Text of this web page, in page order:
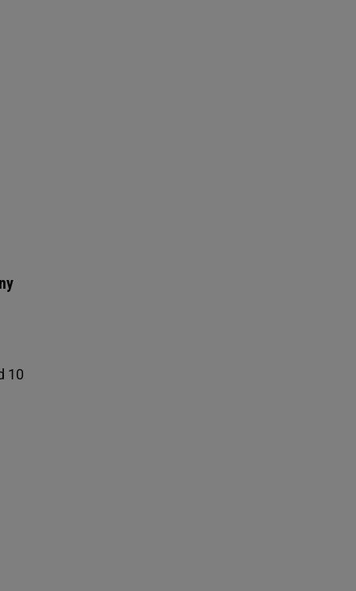
10